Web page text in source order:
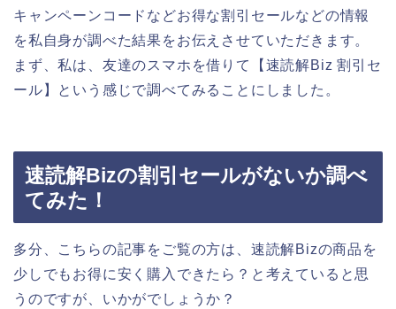
キャンペーンコードなどお得な割引セールなどの情報
を私自身が調べた結果をお伝えさせていただきます。
まず、私は、友達のスマホを借りて【速読解Biz 割引セ
ール】という感じで調べてみることにしました。
速読解Bizの割引セールがないか調べ
てみた！
多分、こちらの記事をご覧の方は、速読解Bizの商品を
少しでもお得に安く購入できたら？と考えていると思
うのですが、いかがでしょうか？